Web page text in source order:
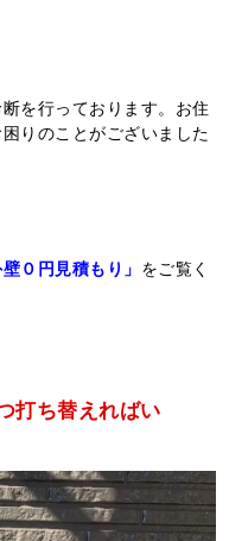
を行っております。お住
りのことがございました
壁０円見積もり」 をご覧く
打ち替えればい